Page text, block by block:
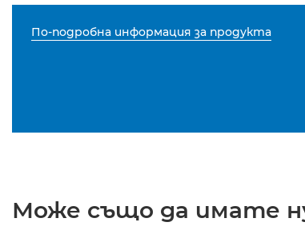
По-подробна информация за продукта
Може също да имате